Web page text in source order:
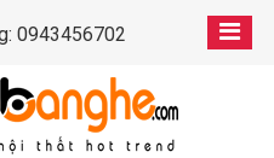
0943456702